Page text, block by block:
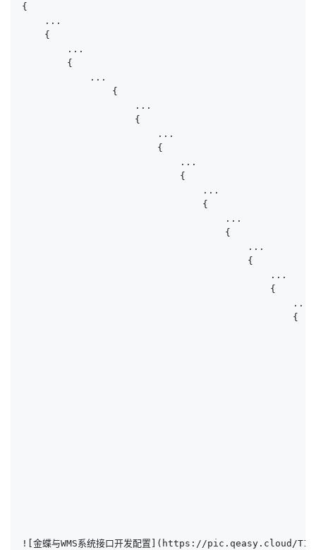
{
    ...
    {
        ...
        {
            ...
                {
                    ...
                    {
                        ...
                        {
                            ...
                            {
                                ...
                                {
                                    ...
                                    {
                                        ...
                                        {
                                            ...
                                            {
                                                ...
                                                {
![金蝶与WMS系统接口开发配置](https://pic.qeasy.cloud/